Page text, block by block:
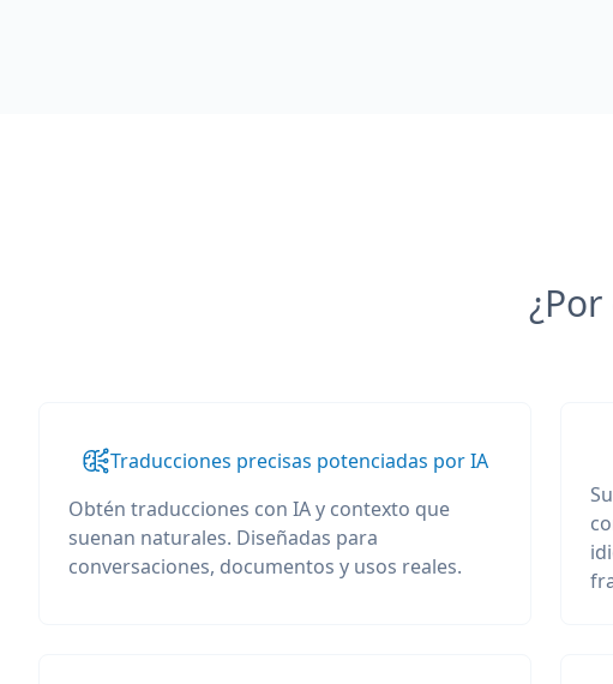
Traducciones precisas potenciadas por IA
Obtén traducciones con IA y contexto que
suenan naturales. Diseñadas para
conversaciones, documentos y usos reales.